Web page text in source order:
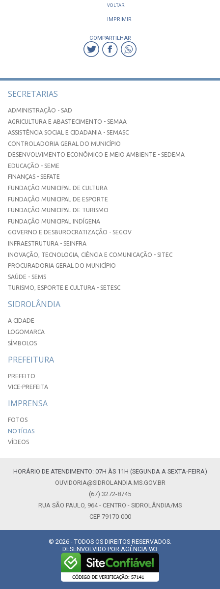
VOLTAR
IMPRIMIR
COMPARTILHAR
SECRETARIAS
ADMINISTRAÇÃO - SAD
AGRICULTURA E ABASTECIMENTO - SEMAA
ASSISTÊNCIA SOCIAL E CIDADANIA - SEMASC
CONTROLADORIA GERAL DO MUNICÍPIO
DESENVOLVIMENTO ECONÔMICO E MEIO AMBIENTE - SEDEMA
EDUCAÇÃO - SEME
FINANÇAS - SEFATE
FUNDAÇÃO MUNICIPAL DE CULTURA
FUNDAÇÃO MUNICIPAL DE ESPORTE
FUNDAÇÃO MUNICIPAL DE TURISMO
FUNDAÇÃO MUNICIPAL INDÍGENA
GOVERNO E DESBUROCRATIZAÇÃO - SEGOV
INFRAESTRUTURA - SEINFRA
INOVAÇÃO, TECNOLOGIA, CIÊNCIA E COMUNICAÇÃO - SITEC
PROCURADORIA GERAL DO MUNICÍPIO
SAÚDE - SEMS
TURISMO, ESPORTE E CULTURA - SETESC
SIDROLÂNDIA
A CIDADE
LOGOMARCA
SÍMBOLOS
PREFEITURA
PREFEITO
VICE-PREFEITA
IMPRENSA
FOTOS
NOTÍCIAS
VÍDEOS
HORÁRIO DE ATENDIMENTO: 07H ÀS 11H (SEGUNDA A SEXTA-FEIRA)
OUVIDORIA@SIDROLANDIA.MS.GOV.BR
(67) 3272-8745
RUA SÃO PAULO, 964 - CENTRO - SIDROLÂNDIA/MS
CEP 79170-000
© 2026 - TODOS OS DIREITOS RESERVADOS.
DESENVOLVIDO POR:AGÊNCIA W3